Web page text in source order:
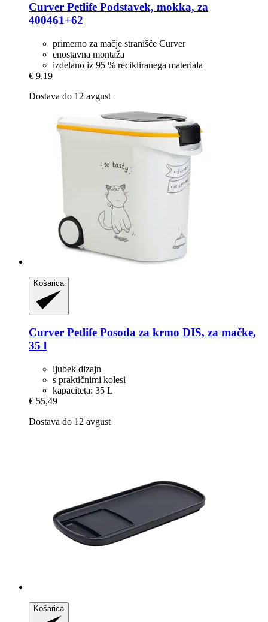
Curver Petlife Podstavek, mokka, za
400461+62
primerno za mačje stranišče Curver
enostavna montaža
izdelano iz 95 % recikliranega materiala
€ 9,19
Dostava do 12 avgust
Košarica
Curver Petlife Posoda za krmo DIS, za mačke,
35 l
ljubek dizajn
s praktičnimi kolesi
kapaciteta: 35 L
€ 55,49
Dostava do 12 avgust
Košarica